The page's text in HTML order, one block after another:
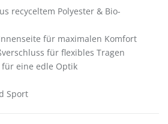
recyceltem Polyester & Bio-
für maximalen Komfort
für flexibles Tragen
für eine edle Optik
Sport